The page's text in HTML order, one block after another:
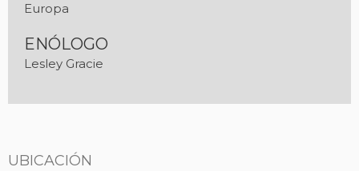
Europa
ENÓLOGO
Lesley Gracie
UBICACIÓN